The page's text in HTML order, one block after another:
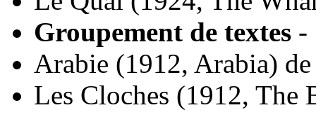
Groupement de textes -
Arabie (1912, Arabia)
Les Cloches (1912, The